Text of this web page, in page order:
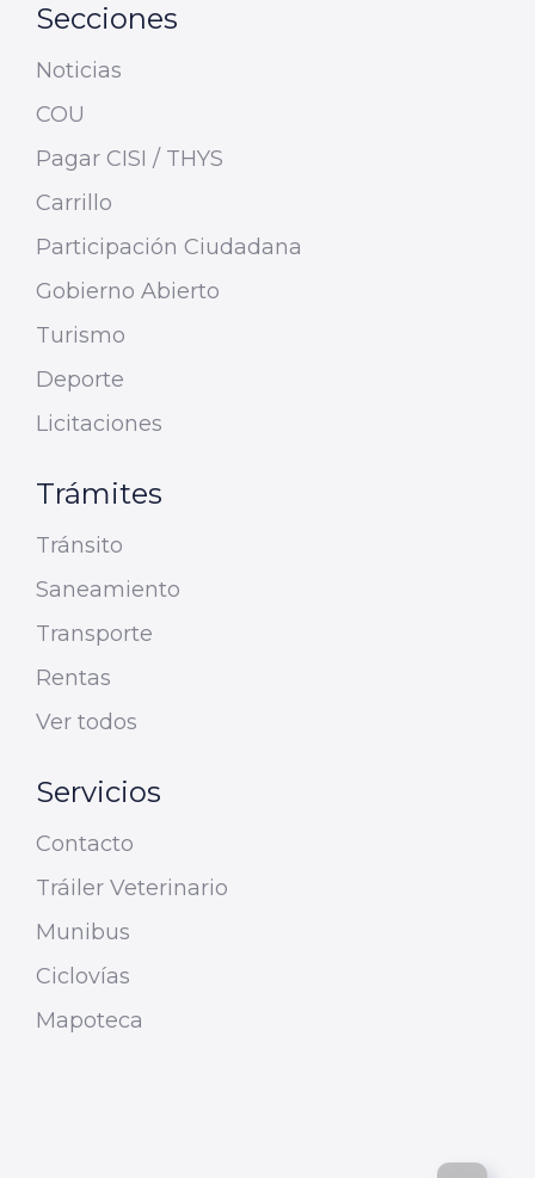
Secciones
Noticias
COU
Pagar CISI / THYS
Carrillo
Participación Ciudadana
Gobierno Abierto
Turismo
Deporte
Licitaciones
Trámites
Tránsito
Saneamiento
Transporte
Rentas
Ver todos
Servicios
Contacto
Tráiler Veterinario
Munibus
Ciclovías
Mapoteca